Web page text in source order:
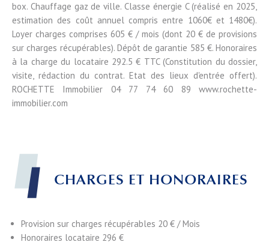
box. Chauffage gaz de ville. Classe énergie C (réalisé en 2025,
estimation des coût annuel compris entre 1060€ et 1480€).
Loyer charges comprises 605 € / mois (dont 20 € de provisions
sur charges récupérables). Dépôt de garantie 585 €. Honoraires
à la charge du locataire 292.5 € TTC (Constitution du dossier,
visite, rédaction du contrat. Etat des lieux d'entrée offert).
ROCHETTE Immobilier 04 77 74 60 89 www.rochette-
immobilier.com
CHARGES ET HONORAIRES
Provision sur charges récupérables 20 € / Mois
Honoraires locataire 296 €